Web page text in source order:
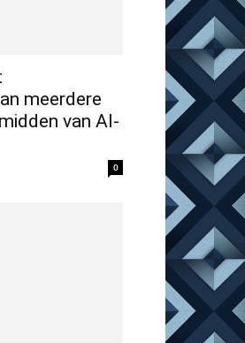
meerdere
van AI-
0